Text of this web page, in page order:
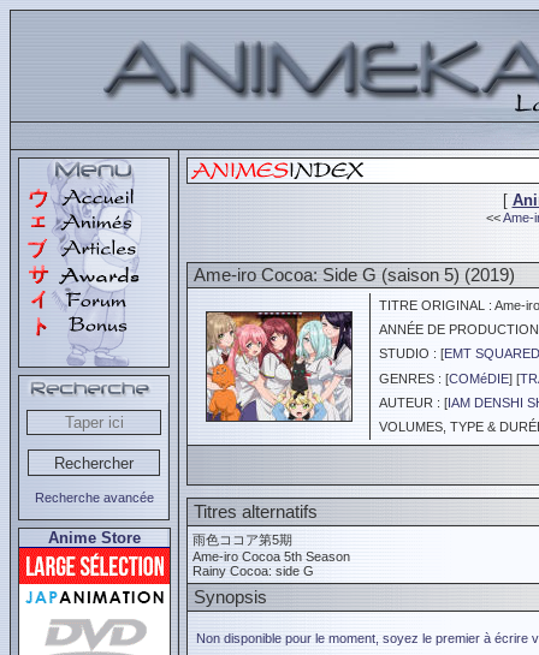
Recherche avancée
Anime Store
[
<<Ame-
Ame-iro Cocoa: Side G (saison 5) (2019)
TITRE ORIGINAL : Ame-
ANNÉE DE
STUDIO : [EMT SQUARED
GENRES : [COMéDIE] [
AUTEUR : [IAM DENSHI
VOLUMES, TYPE &
Titres alternatifs
雨色ココア第5期
Ame-iro Cocoa 5th Season
Rainy Cocoa: side G
Synopsis
Non disponible pour le moment, soyez le premier à écrire